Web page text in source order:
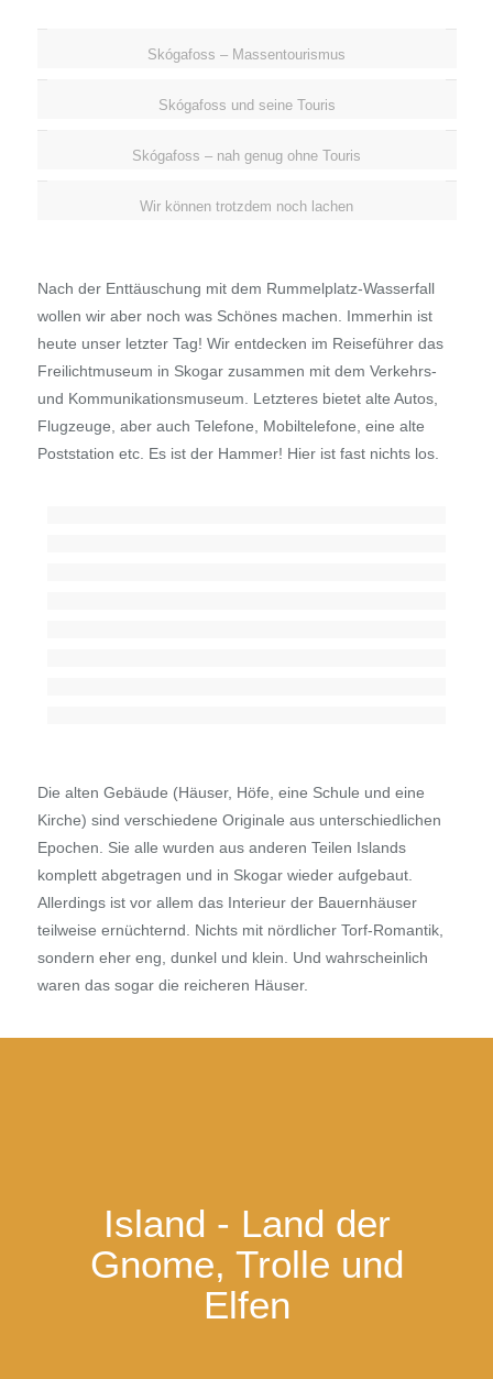
Skógafoss – Massentourismus
Skógafoss und seine Touris
Skógafoss – nah genug ohne Touris
Wir können trotzdem noch lachen
Nach der Enttäuschung mit dem Rummelplatz-Wasserfall
wollen wir aber noch was Schönes machen. Immerhin ist
heute unser letzter Tag! Wir entdecken im Reiseführer das
Freilichtmuseum in Skogar zusammen mit dem Verkehrs-
und Kommunikationsmuseum. Letzteres bietet alte Autos,
Flugzeuge, aber auch Telefone, Mobiltelefone, eine alte
Poststation etc. Es ist der Hammer! Hier ist fast nichts los.
Die alten Gebäude (Häuser, Höfe, eine Schule und eine
Kirche) sind verschiedene Originale aus unterschiedlichen
Epochen. Sie alle wurden aus anderen Teilen Islands
komplett abgetragen und in Skogar wieder aufgebaut.
Allerdings ist vor allem das Interieur der Bauernhäuser
teilweise ernüchternd. Nichts mit nördlicher Torf-Romantik,
sondern eher eng, dunkel und klein. Und wahrscheinlich
waren das sogar die reicheren Häuser.
Island - Land der
Gnome, Trolle und
Elfen